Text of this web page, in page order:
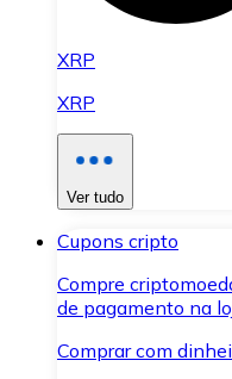
XRP
XRP
Ver tudo
Cupons cripto
Compre
de pagamento na
Comprar com